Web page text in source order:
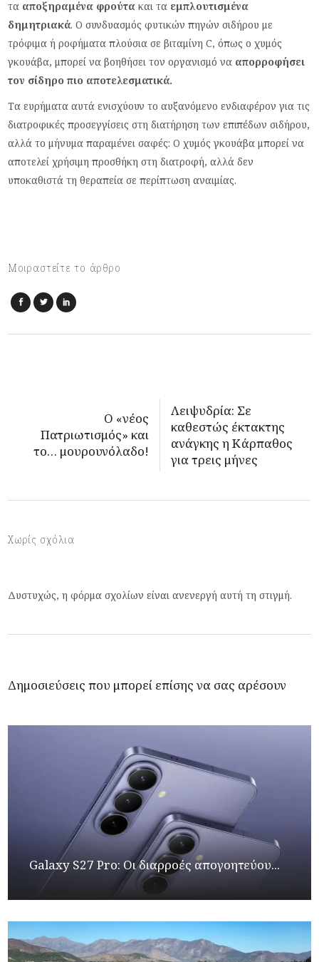
τα αποξηραμένα φρούτα και τα εμπλουτισμένα
δημητριακά. Ο συνδυασμός φυτικών πηγών σιδήρου με
τρόφιμα ή ροφήματα πλούσια σε βιταμίνη C, όπως ο χυμός
γκουάβα, μπορεί να βοηθήσει τον οργανισμό να απορροφήσει
τον σίδηρο πιο αποτελεσματικά.
Τα ευρήματα αυτά ενισχύουν το αυξανόμενο ενδιαφέρον για τις
διατροφικές προσεγγίσεις στη διατήρηση των επιπέδων σιδήρου,
αλλά το μήνυμα παραμένει σαφές: Ο χυμός γκουάβα μπορεί να
αποτελεί χρήσιμη προσθήκη στη διατροφή, αλλά δεν
υποκαθιστά τη θεραπεία σε περίπτωση αναιμίας.
Μοιραστείτε το άρθρο
Ο «νέος
Πατριωτισμός» και
το… μουρουνόλαδο!
Λειψυδρία: Σε
καθεστώς έκτακτης
ανάγκης η Κάρπαθος
για τρεις μήνες
Χωρίς σχόλια
Δυστυχώς, η φόρμα σχολίων είναι ανενεργή αυτή τη στιγμή.
Δημοσιεύσεις που μπορεί επίσης να σας αρέσουν
Galaxy S27 Pro: Οι διαρροές απογοητεύου...